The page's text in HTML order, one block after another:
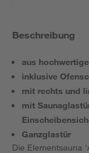
Beschreibung
aus
inklusive
mit rechts und
mit
Ganzglastür
Die Elementsauna